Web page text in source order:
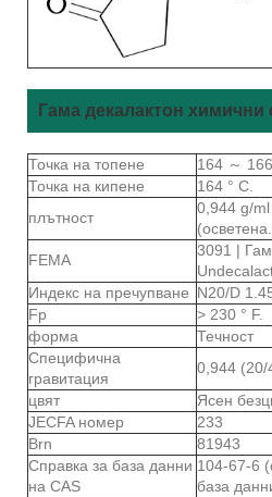
Гама декалактон химични
Точка на топене
164 ～
Точка на кипене
164 ° C.
плътност
0,944 g/
FEMA
3091 |
Индекс на пречупване N20/D
Fp
> 230 ° F.
форма
Течност
Специфична
гравитация
0,944
цвят
Ясен
JECFA номер
233
Brn
81943
Справка за база данни
на CAS
104-67-6
база